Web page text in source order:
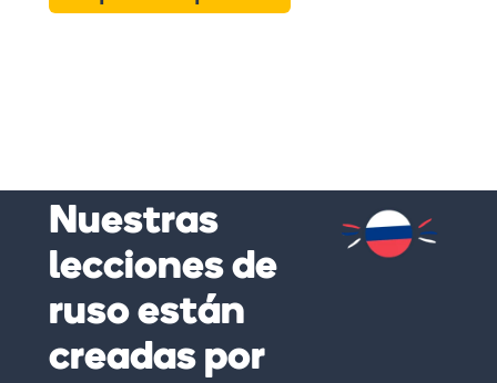
Nuestras
lecciones de
ruso están
creadas por